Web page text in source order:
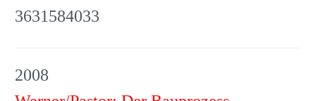
3631584033
2008